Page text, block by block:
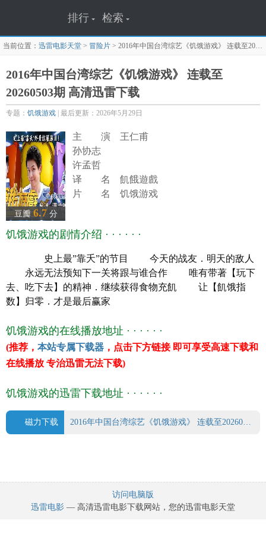
排行 检索
当前位置： 迅雷电影天堂 > 冒险片 > 2016年中国台湾综艺《饥饿游戏》 连载至20260503期
2016年中国台湾综艺《饥饿游戏》 连载至
20260503期 高清迅雷下载
专题： 饥饿游戏 | 最后更新：2026年5月29日
豆瓣 6.7 分
主 演 王仁甫
孙协志
许孟哲
译 名 飢餓遊戲
片 名 饥饿游戏
类 别 真人秀
上映日期 2016-10-23(台湾)
豆瓣评分 6.0
主 演 王仁甫/孙协志/许孟哲
饥饿游戏的剧情介绍 · · · · · ·
史上最”靠夭”的节目 今天的战友．明天的敌人
永远无法预知下一关将跟与谁合作 唯有带著【玩下
去、吃下去】的精神．继续获得食物充飢 让【飢饿指
数】归零．才是最后赢家
饥饿游戏的在线播放地址 · · · · · ·
(推荐， 本站专属下载器 ，点击下方链接 即可享受高速下载和
在线播放 专治迅雷无法下载)
饥饿游戏的迅雷下载地址 · · · · · ·
磁力下载 2016年中国台湾综艺《饥饿游戏》 连载至20260503期.torrent
访问电脑版
迅雷电影 — 高清迅雷电影下载网站，您的迅雷电影天堂